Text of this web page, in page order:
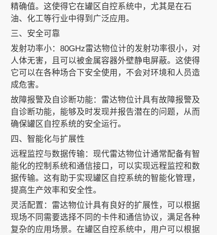
精确值。这使得它在罐区自控系统中，尤其是在石
油、化工等行业中得到广泛应用。
三、安全可靠
发射功率小：80GHz雷达物位计的发射功率很小，对
人体无害，且可以被金属容器外壁静电屏蔽。这使得
它可以在各种场合下安全使用，不会对环境和人员造
成危害。
故障报警及自诊断功能：雷达物位计具有故障报警及
自诊断功能，能够及时发现并报告潜在的问题，从而
确保罐区自控系统的安全运行。
四、智能化与扩展性
远程监控与数据传输：现代雷达物位计通常配备有智
能化的控制系统和通信接口，可以实现远程监控和数
据传输。这有助于实现罐区自控系统的智能化管理，
提高生产效率和安全性。
灵活配置：雷达物位计具有良好的扩展性，可以根据
现场不同需要选择不同的卡件和通信协议，满足各种
复杂的应用场景。在罐区自控系统中，用户可以根据